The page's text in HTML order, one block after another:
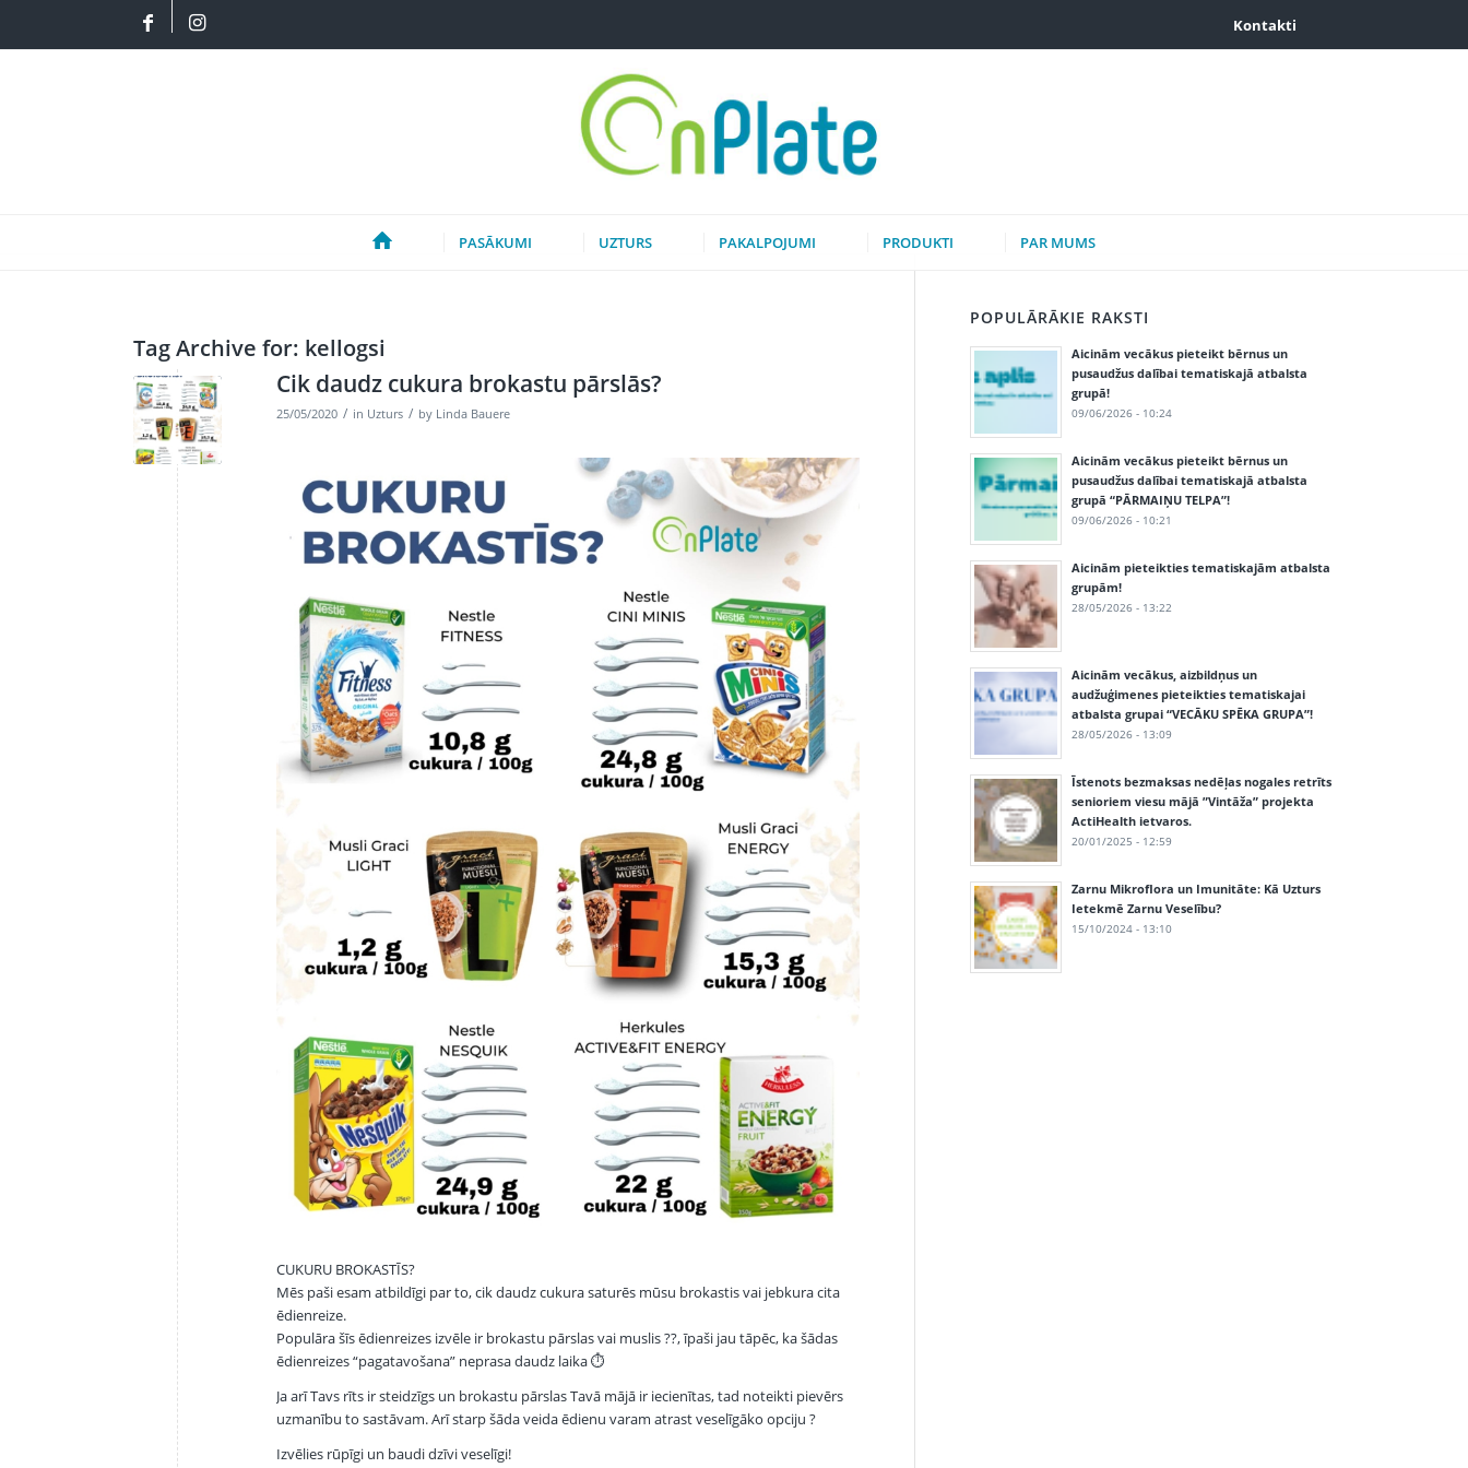
Kontakti
PASĀKUMI UZTURS PAKALPOJUMI PRODUKTI PAR MUMS
Tag Archive for: kellogsi
Cik daudz cukura brokastu pārslās?
25/05/2020 / in Uzturs / by Linda Bauere
CUKURU BROKASTĪS?
Mēs paši esam atbildīgi par to, cik daudz cukura saturēs mūsu brokastis vai jebkura cita
ēdienreize.
Populāra šīs ēdienreizes izvēle ir brokastu pārslas vai muslis??, īpaši jau tāpēc, ka šādas
ēdienreizes “pagatavošana” neprasa daudz laika⏱
Ja arī Tavs rīts ir steidzīgs un brokastu pārslas Tavā mājā ir iecienītas, tad noteikti pievērs
uzmanību to sastāvam. Arī starp šāda veidaēdienu varam atrast veselīgāko opciju ?
Izvēlies rūpīgi un baudi dzīvi veselīgi!
POPULĀRĀKIE RAKSTI
Aicinām vecākus pieteikt bērnus un
pusaudžus dalībai tematiskajā atbalsta
grupā!
09/06/2026 - 10:24
Aicinām vecākus pieteikt bērnus un
pusaudžus dalībai tematiskajā atbalsta
grupā “PĀRMAIŅU TELPA”!
09/06/2026 - 10:21
Aicinām pieteikties tematiskajām atbalsta
grupām!
28/05/2026 - 13:22
Aicinām vecākus, aizbildņus un
audžuģimenes pieteikties tematiskajai
atbalsta grupai “VECĀKU SPĒKA GRUPA”!
28/05/2026 - 13:09
Īstenots bezmaksas nedēļas nogales retrīts
senioriem viesu mājā ”Vintāža” projekta
ActiHealth ietvaros.
20/01/2025 - 12:59
Zarnu Mikroflora un Imunitāte: Kā Uzturs
Ietekmē Zarnu Veselību?
15/10/2024 - 13:10